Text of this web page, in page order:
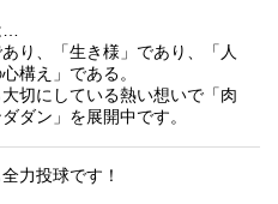
あり、「生き様」であり、「人
構え」である。
切にしている熱い想いで「肉
ダン」を展開中です。
力投球です！